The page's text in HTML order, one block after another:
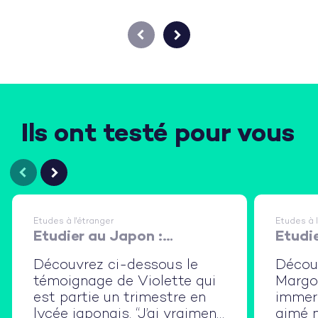
Ils ont testé pour vous
Etudes à l'étranger
Etudier au Japon :
immersion en lycée et en
famille d'accueil
Découvrez ci-dessous le
témoignage de Violette qui
est partie un trimestre en
lycée japonais. “J’ai vraiment
Etudes à
aimé